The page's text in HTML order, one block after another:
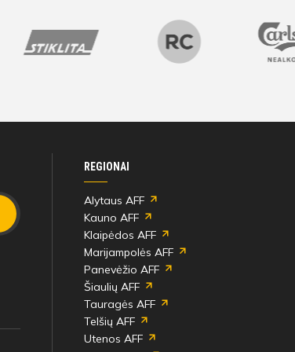
REGIONAI
Alytaus AFF
Kauno AFF
Klaipėdos AFF
Marijampolės AFF
Panevėžio AFF
Šiaulių AFF
Tauragės AFF
Telšių AFF
Utenos AFF